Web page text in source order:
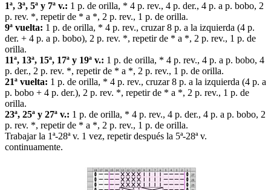
1ª, 3ª, 5ª y 7ª v.: 1 p. de orilla, * 4 p. rev., 4 p. der., 4 p. a p. bobo, 2
p. rev. *, repetir de * a *, 2 p. rev., 1 p. de orilla.
9ª vuelta: 1 p. de orilla, * 4 p. rev., cruzar 8 p. a la izquierda (4 p.
der. + 4 p. a p. bobo), 2 p. rev. *, repetir de * a *, 2 p. rev., 1 p. de
orilla.
11ª, 13ª, 15ª, 17ª y 19ª v.: 1 p. de orilla, * 4 p. rev., 4 p. a p. bobo, 4
p. der., 2 p. rev. *, repetir de * a *, 2 p. rev., 1 p. de orilla.
21ª vuelta: 1 p. de orilla, * 4 p. rev., cruzar 8 p. a la izquierda (4 p. a
p. bobo + 4 p. der.), 2 p. rev. *, repetir de * a *, 2 p. rev., 1 p. de
orilla.
23ª, 25ª y 27ª v.: 1 p. de orilla, * 4 p. rev., 4 p. der., 4 p. a p. bobo, 2
p. rev. *, repetir de * a *, 2 p. rev., 1 p. de orilla.
Trabajar la 1ª-28ª v. 1 vez, repetir después la 5ª-28ª v.
continuamente.